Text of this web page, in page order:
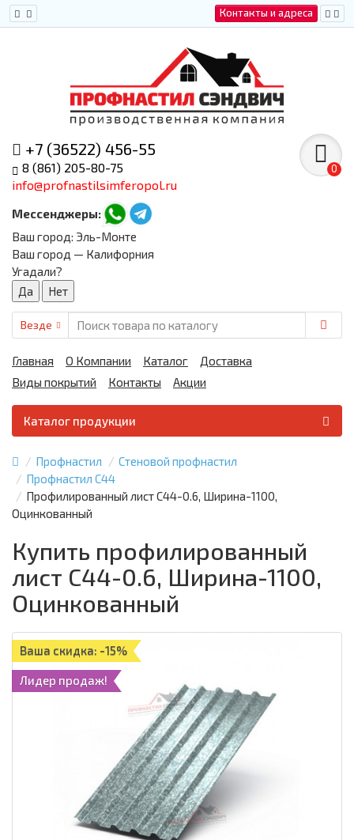
Контакты и адреса
+7 (36522) 456-55
8 (861) 205-80-75
info@profnastilsimferopol.ru
Мессенджеры:
0
Ваш город: Эль-Монте
Ваш город — Калифорния
Угадали?
Везде
Главная О Компании Каталог
Доставка
Виды покрытий
Контакты Акции
Каталог продукции
Профнастил
Стеновой профнастил
Профнастил С44
Профилированный лист С44-0.6, Ширина-1100,
Оцинкованный
Купить профилированный
лист С44-0.6, Ширина-1100,
Оцинкованный
Ваша скидка: -15%
Лидер продаж!